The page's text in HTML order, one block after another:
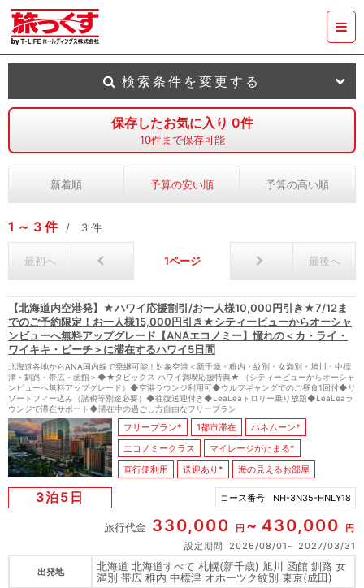
保存したお気に入り 0件
10件まで保存可能
新着順 予算の安い順 予算の高い順
1 3 件 3 件
最初へ 1 最後へ
【北海道内空港発】★ハワイ応援割引/お一人様10,000円引き★7/12ま
でのご予約限定！お一人様15,000円引き★シティービューからオーシャ
ンビューへ無料アップグレード【ANAエコノミー】憧れの＜カ・ライ・
ワイキキ・ビーチ＞に滞在するハワイ5日間
北海道各地からANA国内線で乗継可能！対象空港＜新千歳・稚内・紋別・女満別・旭川・中標
津・釧路・帯広・函館＞◆★タビックス ハワイ満喫応援特典★ （シティービューからオーシャ
ンビューへ無料アップグレード）◆空港ラウンジ利用可◆ウルフギャングでのご昼食1回付◆リ
ゾートフィー込み（諸税等別途必要）◆往復送迎付き◆LeaLeaトロリー乗り放題◆LeaLeaラ
ウンジで滞在サポート◆滞在中の過ごし方自由なフリープラン
フリープラン* 1都市滞在
ハネムーン*
エコノミークラス
マイレージがたまる*
直行便利用
送迎あり* 海の見えるお部屋
3泊5日 コース番号 NH-3N35-HNLY18
旅行代金 330,000 円 430,000
円
設定期間
2026/08/01 2027/03/31
出発地
北海道 北海道すべて 札幌(新千歳) 旭川 函館 釧路 女
満別 帯広 稚内 中標津 オホーツク紋別 東京(成田)
検索条件を変更する